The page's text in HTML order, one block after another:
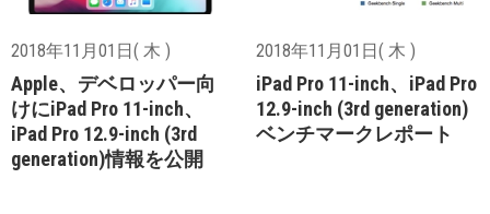
2018年11月01日( 木 )
Apple、デベロッパー向
けにiPad Pro 11-inch、
iPad Pro 12.9-inch (3rd
generation)情報を公開
2018年11月01日( 木 )
iPad Pro 11-inch、iPad Pro
12.9-inch (3rd generation)
ベンチマークレポート